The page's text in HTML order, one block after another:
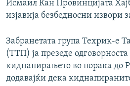
Исмаил Кан Провинцијата
изјавија безбедносни извори
Забранетата група Техрик-е
(ТТП) ја презеде одговорноста
киднапирањето во порака до
додавајќи дека